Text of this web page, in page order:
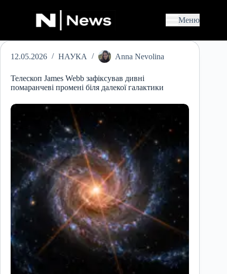
й
т
Меню
12.05.2026 НАУКА Anna Nevolina
Телескоп James Webb зафіксував дивні
помаранчеві промені біля далекої галактики